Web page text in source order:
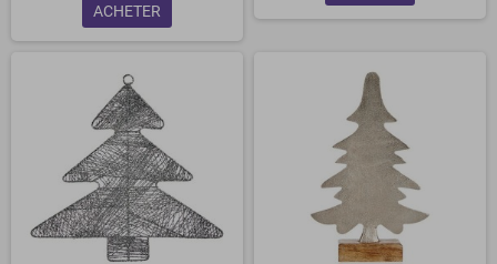
ACHETER